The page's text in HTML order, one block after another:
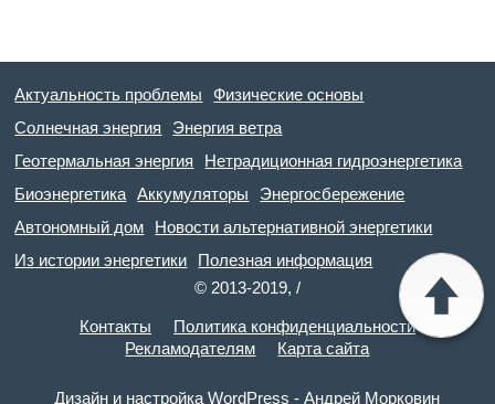
Актуальность проблемы
Физические основы
Солнечная энергия
Энергия ветра
Геотермальная энергия
Нетрадиционная гидроэнергетика
Биоэнергетика
Аккумуляторы
Энергосбережение
Автономный дом
Новости альтернативной энергетики
Из истории энергетики
Полезная информация
© 2013-2019, /
Контакты
Политика конфиденциальности
Рекламодателям
Карта сайта
Дизайн и настройка WordPress - Андрей Морковин